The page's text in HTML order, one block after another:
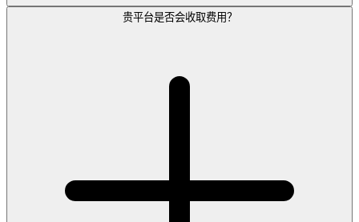
贵平台是否会收取费用？